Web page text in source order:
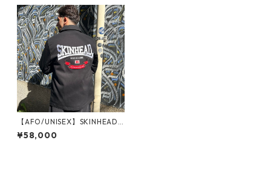
【AFO/UNISEX】SKINHEAD J
ACKET
¥58,000